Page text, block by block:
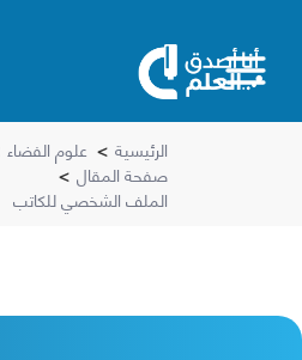
الرئيسية > علوم الفضاء
صفحة المقال >
الملف الشخصي للكاتب